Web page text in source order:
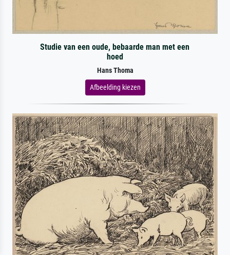
Studie van een oude, bebaarde man met een
hoed
Hans Thoma
Afbeelding kiezen